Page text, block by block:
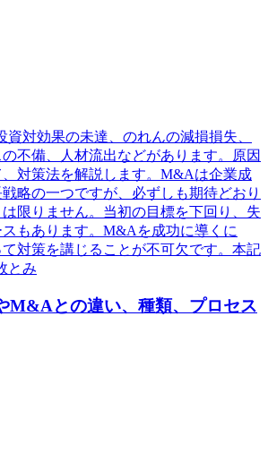
対効果の未達、のれんの減損損失、
不備、人材流出などがあります。原因
対策法を解説します。M&Aは企業成
略の一つですが、必ずしも期待どおり
限りません。当初の目標を下回り、失
もあります。M&Aを成功に導くに
対策を講じることが不可欠です。本記
とみ
M&Aとの違い、種類、プロセス